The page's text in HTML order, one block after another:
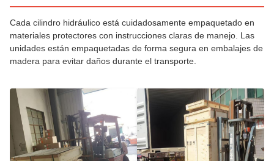
Cada cilindro hidráulico está cuidadosamente empaquetado en
materiales protectores con instrucciones claras de manejo. Las
unidades están empaquetadas de forma segura en embalajes de
madera para evitar daños durante el transporte.